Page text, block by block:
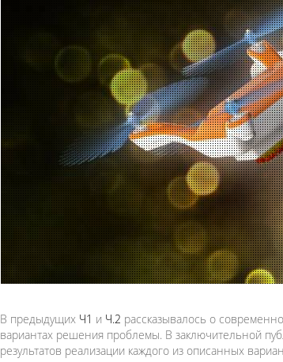
В предыдущих Ч1 и Ч.2 рассказывалось о
вариантах решения проблемы. В заключительной
результатов реализации каждого из описанных